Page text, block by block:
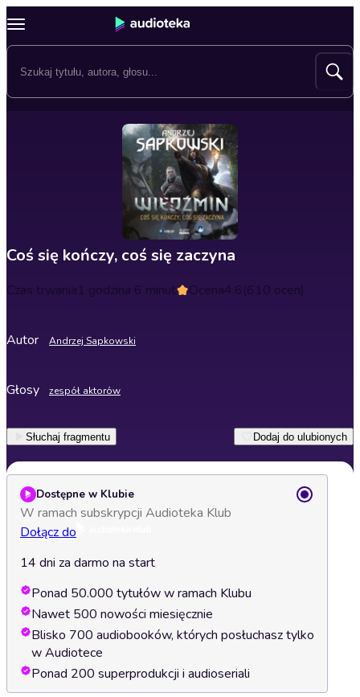
Coś się kończy, coś się zaczyna
Czas trwania1 godzina 6 minut Ocena4.6(610 ocen)
Autor Andrzej Sapkowski
Głosy zespół aktorów
Słuchaj fragmentu Dodaj do ulubionych
Dostępne w Klubie
W ramach subskrypcji Audioteka Klub
Dołącz do
14 dni za darmo na start
Ponad 50.000 tytułów w ramach Klubu
Nawet 500 nowości miesięcznie
Blisko 700 audiobooków, których posłuchasz tylko
w Audiotece
Ponad 200 superprodukcji i audioseriali